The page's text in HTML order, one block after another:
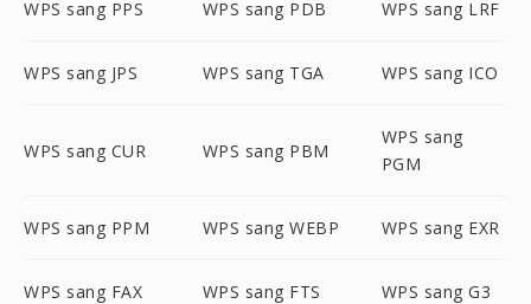
WPS sang PPS WPS sang PDB WPS sang LRF
WPS sang JPS WPS sang TGA WPS sang ICO
WPS sang CUR WPS sang PBM
WPS sang
PGM
WPS sang PPM WPS sang WEBP WPS sang EXR
WPS sang FAX WPS sang FTS WPS sang G3